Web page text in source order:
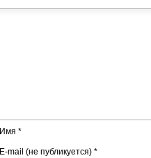
Имя *
E-mail (не публикуется) *